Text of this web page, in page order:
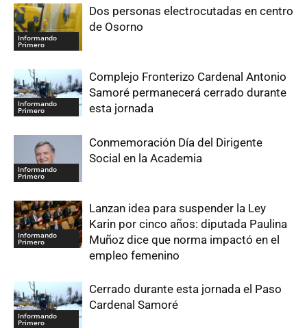
Informando
Primero
Dos personas electrocutadas en centro
de Osorno
Informando
Primero
Complejo Fronterizo Cardenal Antonio
Samoré permanecerá cerrado durante
esta jornada
Informando
Primero
Conmemoración Día del Dirigente
Social en la Academia
Informando
Primero
Lanzan idea para suspender la Ley
Karin por cinco años: diputada Paulina
Muñoz dice que norma impactó en el
empleo femenino
Informando
Primero
Cerrado durante esta jornada el Paso
Cardenal Samoré